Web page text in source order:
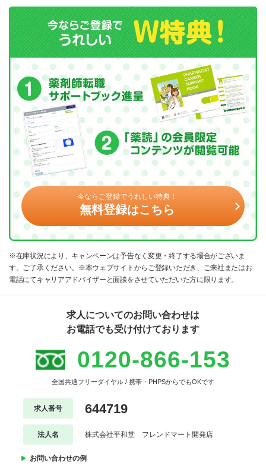
今ならご登録でうれしい特典！
無料登録はこちら
※在庫状況により、キャンペーンは予告なく変更・終了する場合がございま
す。ご了承ください。※本ウェブサイトからご登録いただき、ご来社またはお
電話にてキャリアアドバイザーと面談をさせていただいた方に限ります。
求人についてのお問い合わせは
お電話でも受け付けております
0120-866-153
全国共通フリーダイヤル / 携帯・PHPSからでもOKです
求人番号 644719
法人名 株式会社平和堂 フレンドマート開発店
お問い合わせの例